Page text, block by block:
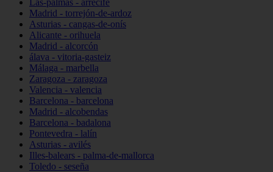
Las-palmas - arrecife
Madrid - torrejón-de-ardoz
Asturias - cangas-de-onís
Alicante - orihuela
Madrid - alcorcón
álava - vitoria-gasteiz
Málaga - marbella
Zaragoza - zaragoza
Valencia - valencia
Barcelona - barcelona
Madrid - alcobendas
Barcelona - badalona
Pontevedra - lalín
Asturias - avilés
Illes-balears - palma-de-mallorca
Toledo - seseña